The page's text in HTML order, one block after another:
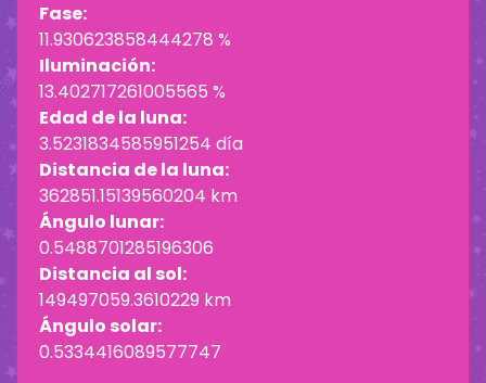
Fase:
11.930623858444278 %
Iluminación:
13.402717261005565 %
Edad de la luna:
3.5231834585951254 día
Distancia de la luna:
362851.15139560204 km
Ángulo lunar:
0.5488701285196306
Distancia al sol:
149497059.3610229 km
Ángulo solar:
0.5334416089577747